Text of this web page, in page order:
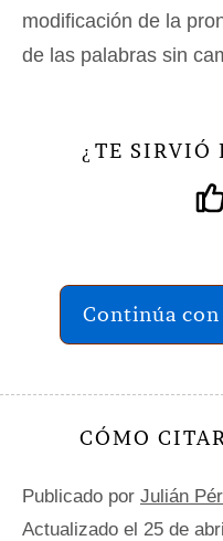
modificación de la
de las palabras sin
¿ TE SIRVIÓ
Continúa
CÓMO
Publicado por Julián
Actualizado el 25 de